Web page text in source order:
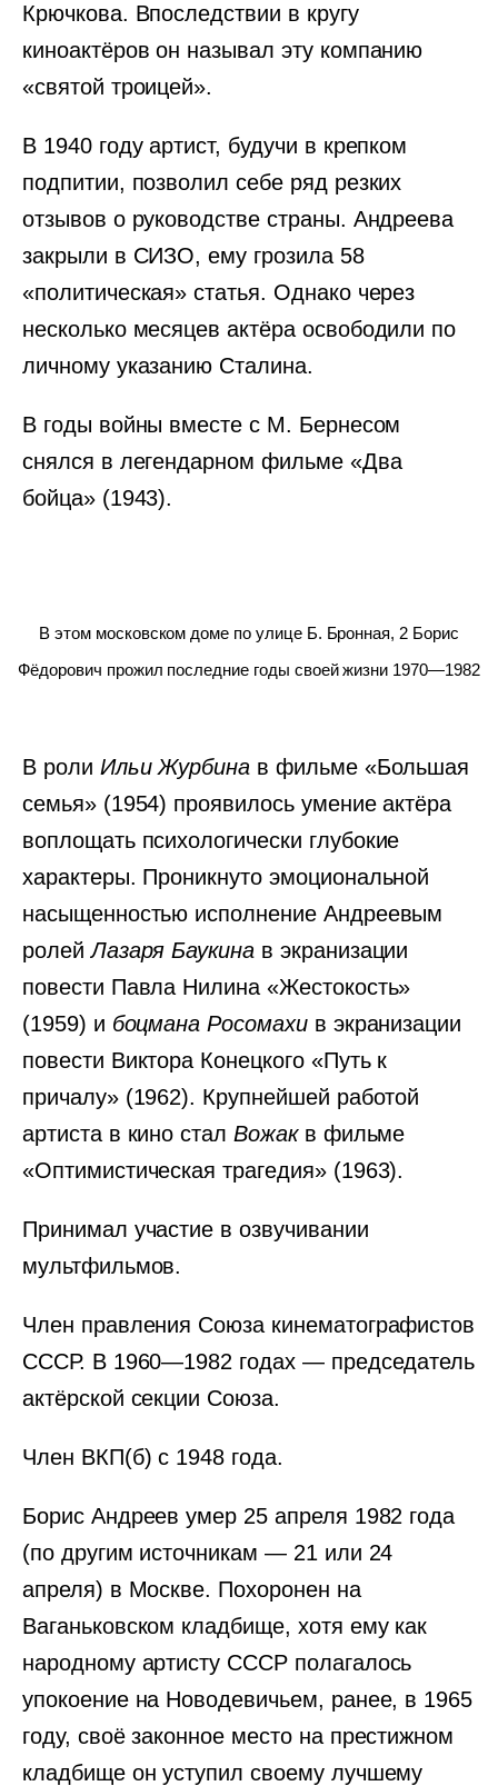
Крючкова. Впоследствии в кругу
киноактёров он называл эту компанию
«святой троицей».
В 1940 году артист, будучи в крепком
подпитии, позволил себе ряд резких
отзывов о руководстве страны. Андреева
закрыли в СИЗО, ему грозила 58
«политическая» статья. Однако через
несколько месяцев актёра освободили по
личному указанию Сталина.
В годы войны вместе с М. Бернесом
снялся в легендарном фильме «Два
бойца» (1943).
В этом московском доме по улице Б. Бронная, 2 Борис
Фёдорович прожил последние годы своей жизни 1970—1982
В роли Ильи Журбина в фильме «Большая
семья» (1954) проявилось умение актёра
воплощать психологически глубокие
характеры. Проникнуто эмоциональной
насыщенностью исполнение Андреевым
ролейЛазаря Баукина в экранизации
повести Павла Нилина «Жестокость»
(1959) и боцмана Росомахив экранизации
повести Виктора Конецкого «Путь к
причалу» (1962). Крупнейшей работой
артиста в кино сталВожакв фильме
«Оптимистическая трагедия» (1963).
Принимал участие в озвучивании
мультфильмов.
Член правления Союза кинематографистов
СССР. В 1960—1982 годах — председатель
актёрской секции Союза.
Член ВКП(б) с 1948 года.
Борис Андреев умер 25 апреля 1982 года
(по другим источникам — 21 или 24
апреля) в Москве. Похоронен на
Ваганьковском кладбище, хотя ему как
народному артисту СССР полагалось
упокоение на Новодевичьем, ранее, в 1965
году, своё законное место на престижном
кладбище он уступил своему лучшему